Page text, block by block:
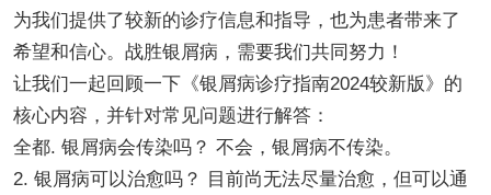
为我们提供了较新的诊疗信息和指导，也为患者带来了
希望和信心。战胜银屑病，需要我们共同努力！
让我们一起回顾一下《银屑病诊疗指南2024较新版》的
核心内容，并针对常见问题进行解答：
全都. 银屑病会传染吗？ 不会，银屑病不传染。
2. 银屑病可以治愈吗？ 目前尚无法尽量治愈，但可以通